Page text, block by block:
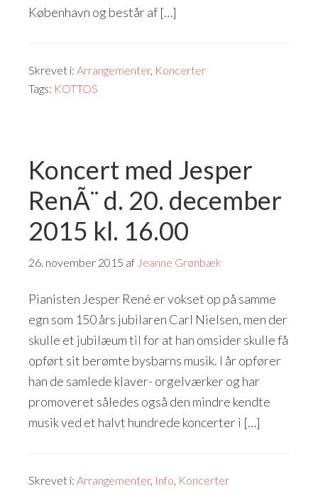
København og består af […]
Skrevet i: Arrangementer, Koncerter
Tags: KOTTOS
Koncert med Jesper
RenÃ¨ d. 20. december
2015 kl. 16.00
26. november 2015 af Jeanne Grønbæk
Pianisten Jesper René er vokset op på samme
egn som 150 års jubilaren Carl Nielsen, men der
skulle et jubilæum til for at han omsider skulle få
opført sit berømte bysbarns musik. I år opfører
han de samlede klaver- orgelværker og har
promoveret således også den mindre kendte
musik ved et halvt hundrede koncerter i […]
Skrevet i: Arrangementer, Info, Koncerter